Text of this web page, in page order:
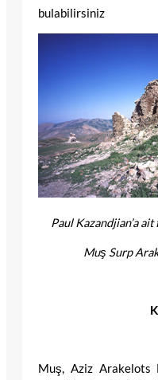
bulabilirsiniz
Paul Kazandjian’a
Muş Surp
Muş, Aziz Arakelots